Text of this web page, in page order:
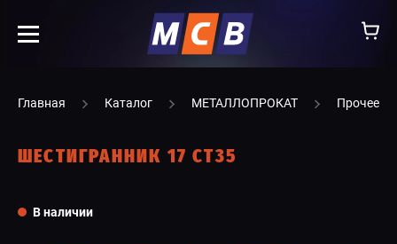
Главная Каталог МЕТАЛЛОПРОКАТ Прочее
ШЕСТИГРАННИК 17 СТ35
В наличии